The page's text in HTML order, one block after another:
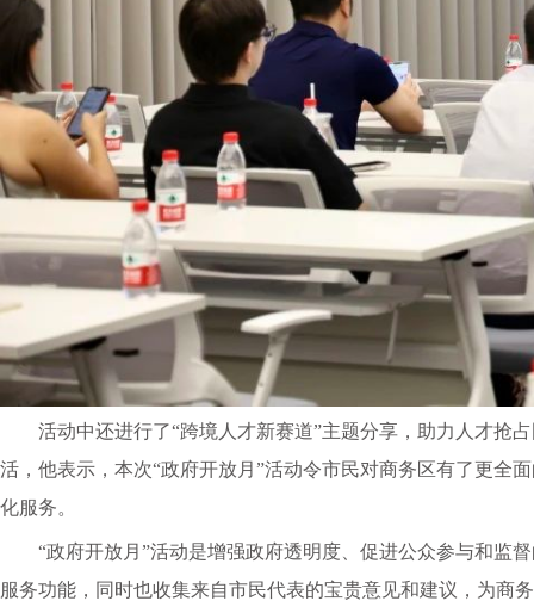
活动中还进行了“跨境人才新赛道”主题分享，助力人才抢
活，他表示，本次“政府开放月”活动令市民对商务区有了更全
化服务。
“政府开放月”活动是增强政府透明度、促进公众参与和监
服务功能，同时也收集来自市民代表的宝贵意见和建议，为商